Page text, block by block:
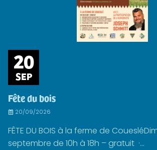
20
SEP
Fête du bois
20/09/2026
FÊTE DU BOIS à la ferme de
septembre de 10h à 18h – gratuit ·...